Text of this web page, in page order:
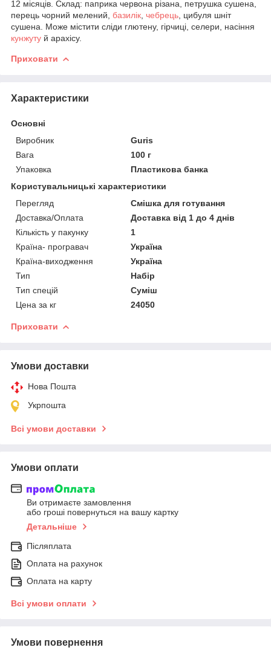
12 місяців. Склад: паприка червона різана, петрушка сушена,
перець чорний мелений, базилік чебрець , цибуля шніт
сушена. Може містити сліди глютену, гірчиці, селери, насіння
кунжуту й арахісу.
Приховати
Характеристики
Основні
Виробник
Guris
Вага
100 г
Упаковка
Пластикова банка
Користувальницькі характеристики
Перегляд
Смішка для готування
Доставка/Оплата
Доставка від 1 до 4 днів
Кількість у пакунку
1
Країна- програвач
Україна
Країна-виходження
Україна
Тип
Набір
Тип спецій
Суміш
Цена за кг
24050
Приховати
Умови доставки
Нова Пошта
Укрпошта
Всі умови доставки
Умови оплати
Ви отримаєте замовлення
або гроші повернуться на вашу картку
Детальніше
Післяплата
Оплата на рахунок
Оплата на карту
Всі умови оплати
Умови повернення